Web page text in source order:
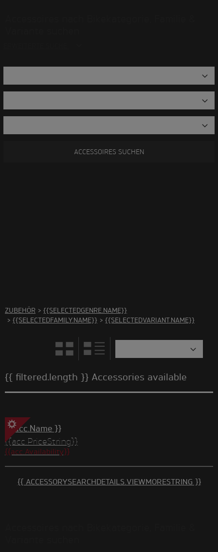
ACCESSOIRES SUCHEN
ZUBEHÖR > {{SELECTEDGENRE.NAME}}
> {{SELECTEDFAMILY.NAME}} > {{SELECTEDVARIANT.NAME}}
{{ filtered.length }} Accessories available
{{ acc.Name }}
{{acc.PriceString}}
{{acc.Availability}}
{{ ACCESSORYSEARCHDETAILS.VIEWMORESTRING }}